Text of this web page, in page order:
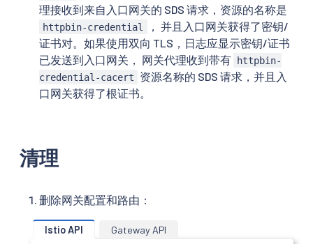
理接收到来自入口网关的 SDS 请求，资源的名称是
httpbin-credential
， 并且入口网关获得了密钥/
证书对。如果使用双向 TLS，日志应显示密钥/证书
已发送到入口网关， 网关代理收到带有
httpbin-
credential-cacert
资源名称的 SDS 请求，并且入
口网关获得了根证书。
清理
删除网关配置和路由：
Istio API Gateway API